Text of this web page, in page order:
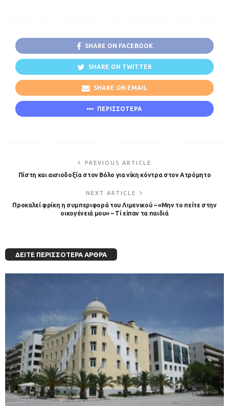
SHARE ON FACEBOOK
SHARE ON TWITTER
SHARE ON EMAIL
ΠΕΡΙΣΣΟΤΕΡΑ
PREVIOUS ARTICLE
Πίστη και αισιοδοξία στον Βόλο για νίκη κόντρα στον Ατρόμητο
NEXT ARTICLE
Προκαλεί φρίκη η συμπεριφορά του Λιμενικού – «Μην το πείτε στην
οικογένειά μου» – Τί είπαν τα παιδιά
ΔΕΊΤΕ ΠΕΡΙΣΣΌΤΕΡΑ ΆΡΘΡΑ